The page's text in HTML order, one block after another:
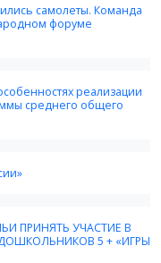
самолеты. Команда
форуме
реализации
среднего общего
ПРИНЯТЬ УЧАСТИЕ В
5 + «ИГРЫ